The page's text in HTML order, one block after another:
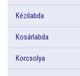
Kézilabda
Kosárlabda
Korcsolya